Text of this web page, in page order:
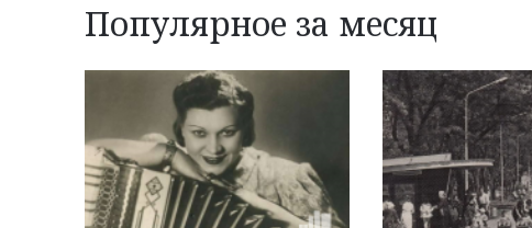
Популярное за месяц